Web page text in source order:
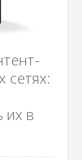
сетях:
их в